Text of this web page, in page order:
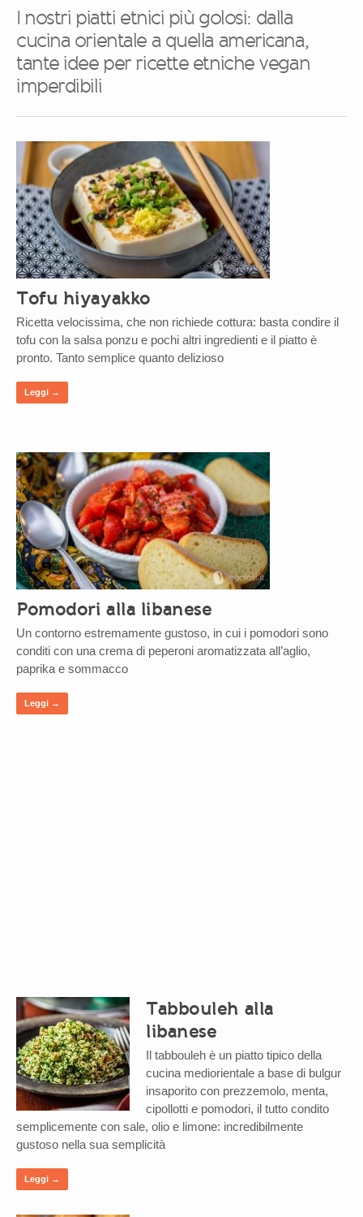
I nostri piatti etnici più golosi: dalla
cucina orientale a quella americana,
tante idee per ricette etniche vegan
imperdibili
Tofu hiyayakko
Ricetta velocissima, che non richiede cottura: basta condire il
tofu con la salsa ponzu e pochi altri ingredienti e il piatto è
pronto. Tanto semplice quanto delizioso
Leggi →
Pomodori alla libanese
Un contorno estremamente gustoso, in cui i pomodori sono
conditi con una crema di peperoni aromatizzata all’aglio,
paprika e sommacco
Leggi →
Tabbouleh alla
libanese
Il tabbouleh è un piatto tipico della
cucina mediorientale a base di bulgur
insaporito con prezzemolo, menta,
cipollotti e pomodori, il tutto condito
semplicemente con sale, olio e limone: incredibilmente
gustoso nella sua semplicità
Leggi →